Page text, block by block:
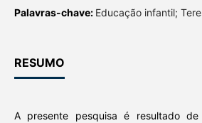
Palavras-chave: Educação infantil;
RESUMO
A presente pesquisa é resultado